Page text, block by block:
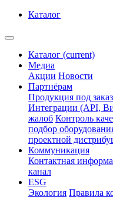
Каталог
Каталог (current)
Медиа
Акции Новости
Партнёрам
Продукция под заказ
Интеграции (API,
жалоб Контроль
подбор
проектной
Коммуникация
Контактная
канал
ESG
Экология Правила